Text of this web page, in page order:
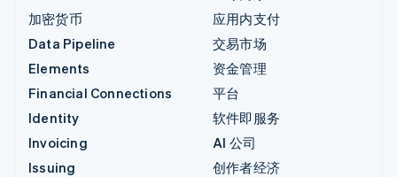
加密货币
Data Pipeline
Elements
Financial Connections
Identity
Invoicing
Issuing
应用内支付
交易市场
资金管理
平台
软件即服务
AI 公司
创作者经济